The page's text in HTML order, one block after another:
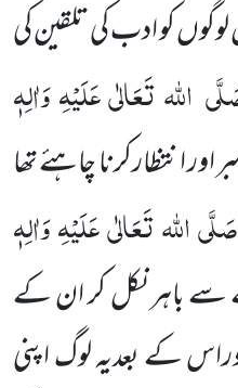
کو ادب کی تلقین کی
اللہ تَعَالٰی عَلَیْہِ وَاٰلِہٖ
انتظارکرنا چاہئے تھا
صَلَّی اللہ تَعَالٰی عَلَیْہِ وَاٰلِہٖ
باہر نکل کر ان کے
کے بعدیہ لوگ اپنی